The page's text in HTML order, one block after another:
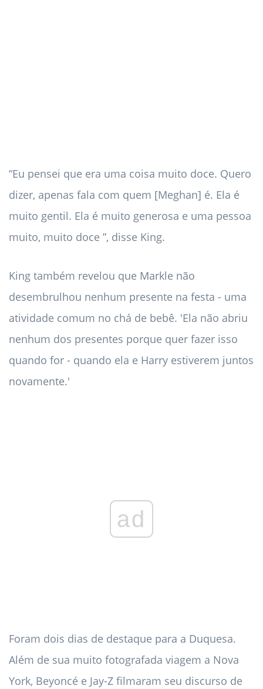
“Eu pensei que era uma coisa muito doce. Quero
dizer, apenas fala com quem [Meghan] é. Ela é
muito gentil. Ela é muito generosa e uma pessoa
muito, muito doce ”, disse King.
King também revelou que Markle não
desembrulhou nenhum presente na festa - uma
atividade comum no chá de bebê. 'Ela não abriu
nenhum dos presentes porque quer fazer isso
quando for - quando ela e Harry estiverem juntos
novamente.'
ad
Foram dois dias de destaque para a Duquesa.
Além de sua muito fotografada viagem a Nova
York, Beyoncé e Jay-Z filmaram seu discurso de